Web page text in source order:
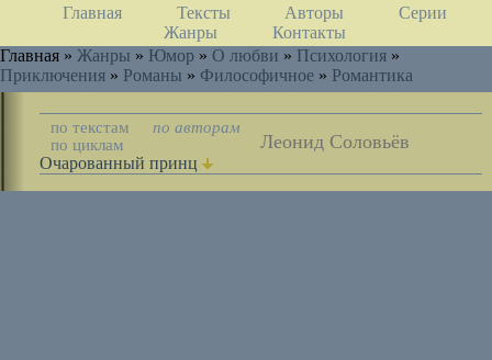
Главная Тексты Авторы
Серии
Жанры
Контакты
Главная » Жанры » Юмор » О любви » Психология »
Приключения » Романы » Философичное » Романтика
по текстам
по авторам
по циклам
Леонид Соловьёв
Очарованный принц